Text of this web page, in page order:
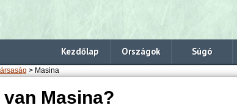
Kezdőlap Országok Súgó
> Masina
van Masina?